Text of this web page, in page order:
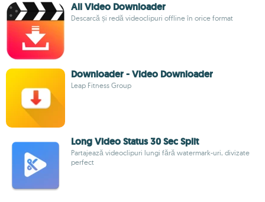
All Video Downloader
Descarcă și redă videoclipuri offline în orice format
Downloader - Video Downloader
Leap Fitness Group
Long Video Status 30 Sec Split
Partajează videoclipuri lungi fără watermark-uri, divizate
perfect